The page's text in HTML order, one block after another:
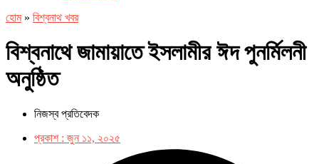
হোম» বিশ্বনাথ খবর
বিশ্বনাথে জামায়াতে ইসলামীর ঈদ পুনর্মিলনী
অনুষ্ঠিত
নিজস্ব প্রতিবেদক
প্রকাশ : জুন ১১, ২০২৫